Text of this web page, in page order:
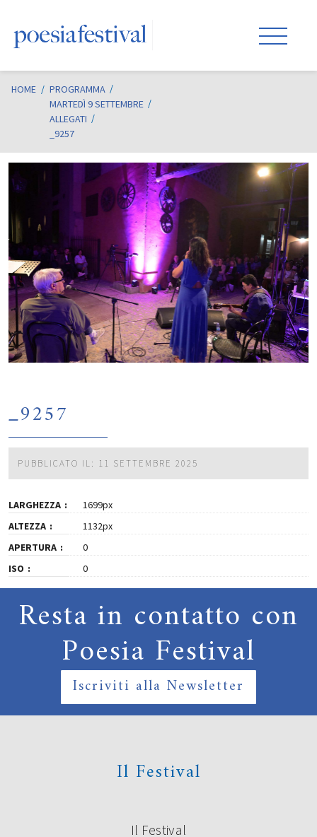
HOME / PROGRAMMA
MARTEDÌ 9 SETTEMBRE
ALLEGATI
_9257
_9257
PUBBLICATO IL: 11 SETTEMBRE 2025
LARGHEZZA
1699px
ALTEZZA
1132px
APERTURA
0
ISO
0
Resta in contatto con
Poesia Festival
Iscriviti alla Newsletter
Il Festival
Il Festival